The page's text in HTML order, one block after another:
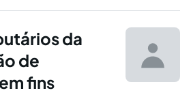
do
num verdadeiro
O debate tributário…
da
de
fins